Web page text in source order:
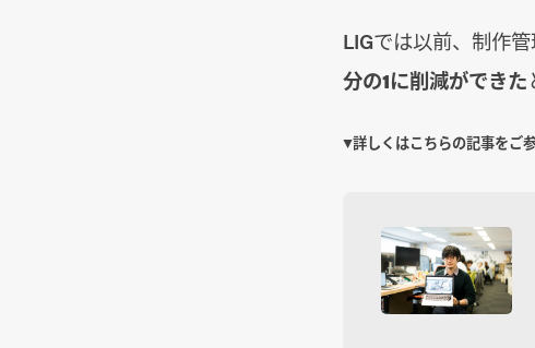
LIGでは以前、制作
分の1に削減ができた
▼詳しくはこちらの記事をご